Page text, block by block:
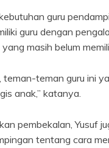
guru
guru dengan
masih belum
teman-teman guru ini
anak,” katanya.
pembekalan, Yusuf
tentang cara